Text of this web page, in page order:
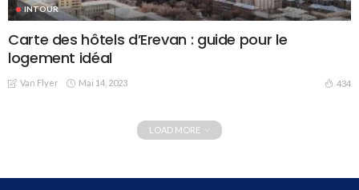
INTOUR
Carte des hôtels d’Erevan : guide pour le
logement idéal
Van Flyer Mai 14, 2023 434
LOAD MORE